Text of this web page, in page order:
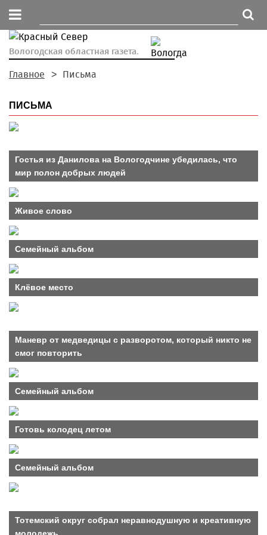
Вологодская областная газета.
Главное Письма
ПИСЬМА
Гостья из Данилова на Вологодчине убедилась, что
мир полон добрых людей
Живое слово
Семейный альбом
Клёвое место
Маневр от медведицы с разворотом, который никто не
смог повторить
Семейный альбом
Готовь колодец летом
Семейный альбом
Тотемский округ собрал неравнодушную и креативную
молодежь